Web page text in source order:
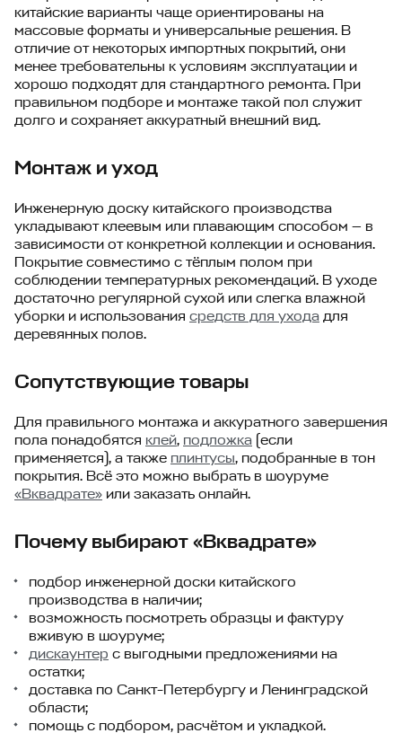
китайские варианты чаще ориентированы на
массовые форматы и универсальные решения. В
отличие от некоторых импортных покрытий, они
менее требовательны к условиям эксплуатации и
хорошо подходят для стандартного ремонта. При
правильном подборе и монтаже такой пол служит
долго и сохраняет аккуратный внешний вид.
Монтаж и уход
Инженерную доску китайского производства
укладывают клеевым или плавающим способом — в
зависимости от конкретной коллекции и основания.
Покрытие совместимо с тёплым полом при
соблюдении температурных рекомендаций. В уходе
достаточно регулярной сухой или слегка влажной
уборки и использования средств для ухода для
деревянных полов.
Сопутствующие товары
Для правильного монтажа и аккуратного завершения
пола понадобятся клей, подложка (если
применяется), а также плинтусы, подобранные в тон
покрытия. Всё это можно выбрать в шоуруме
«Вквадрате» или заказать онлайн.
Почему выбирают «Вквадрате»
подбор инженерной доски китайского
производства в наличии;
возможность посмотреть образцы и фактуру
вживую в шоуруме;
дискаунтер с выгодными предложениями на
остатки;
доставка по Санкт-Петербургу и Ленинградской
области;
помощь с подбором, расчётом и укладкой.